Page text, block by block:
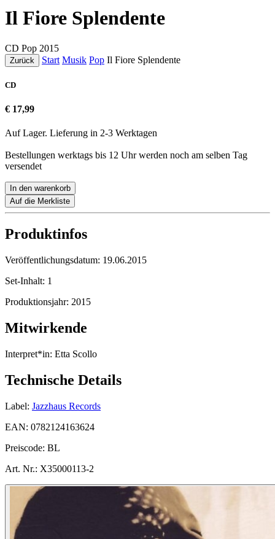
Il Fiore Splendente
CD Pop 2015
Zurück Start Musik Pop Il Fiore Splendente
CD
€ 17,99
Auf Lager. Lieferung in 2-3 Werktagen
Bestellungen werktags bis 12 Uhr werden noch am selben Tag
versendet
In den warenkorb
Auf die Merkliste
Produktinfos
Veröffentlichungsdatum: 19.06.2015
Set-Inhalt: 1
Produktionsjahr: 2015
Mitwirkende
Interpret*in: Etta Scollo
Technische Details
Label: Jazzhaus Records
EAN: 0782124163624
Preiscode: BL
Art. Nr.: X35000113-2